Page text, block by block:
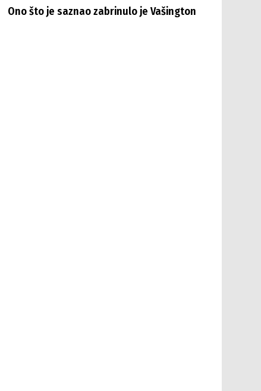
Ono što je saznao zabrinulo je Vašington